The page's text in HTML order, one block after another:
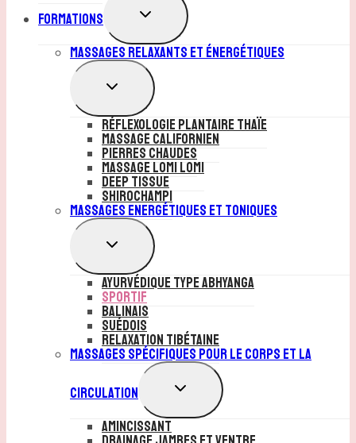
Formations OUVRIR/FERMER
MENU
ENFANT
Massages Relaxants et Énergétiques
OUVRIR/FERMER
MENU
ENFANT
Réflexologie plantaire Thaïe
Massage Californien
Pierres Chaudes
Massage Lomi Lomi
Deep Tissue
Shirochampi
Massages Energétiques et Toniques
OUVRIR/FERMER
MENU
ENFANT
Ayurvédique Type Abhyanga
Sportif
Balinais
Suédois
Relaxation Tibétaine
Massages Spécifiques pour le Corps et la
Circulation OUVRIR/FERMER
MENU
Amincissant